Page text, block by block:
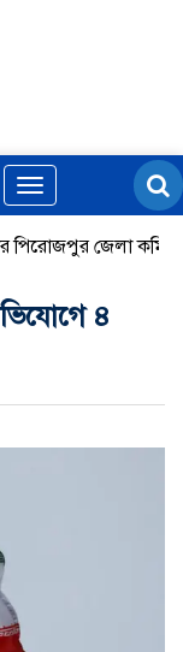
Toggle
navigation
জেলা কমিটি
৪